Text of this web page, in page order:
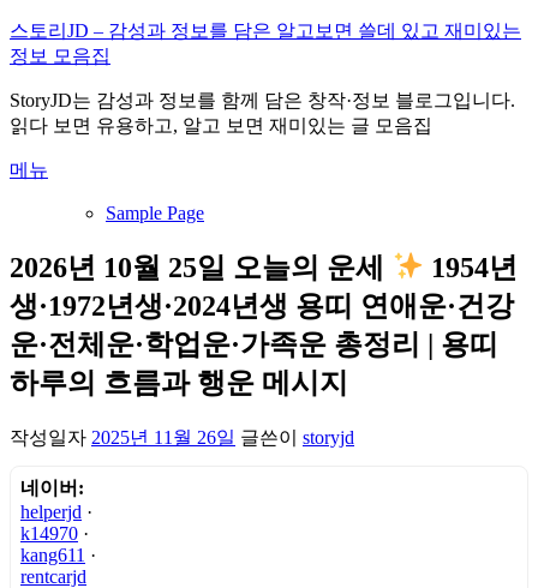
내
용
로
바
가
스토리JD – 감성과 정보를 담은 알고보면 쓸데 있고 재미있는
정보 모음집
StoryJD는 감성과 정보를 함께 담은 창작·정보 블로그입니다.
읽다 보면 유용하고, 알고 보면 재미있는 글 모음집
메뉴
Sample Page
2026년 10월 25일 오늘의 운세
1954년
생·1972년생·2024년생 용띠 연애운·건강
운·전체운·학업운·가족운 총정리 | 용띠
하루의 흐름과 행운 메시지
작성일자 2025년 11월 26일 글쓴이 storyjd
네이버:
helperjd ·
k14970 ·
kang611 ·
rentcarjd